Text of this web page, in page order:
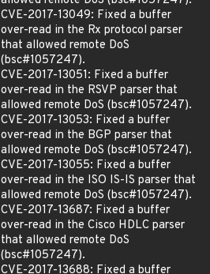
CVE-2017-13049: Fixed a buffer
over-read in the Rx protocol parser
that allowed remote DoS
(bsc#1057247).
CVE-2017-13051: Fixed a buffer
over-read in the RSVP parser that
allowed remote DoS (bsc#1057247).
CVE-2017-13053: Fixed a buffer
over-read in the BGP parser that
allowed remote DoS (bsc#1057247).
CVE-2017-13055: Fixed a buffer
over-read in the ISO IS-IS parser that
allowed remote DoS (bsc#1057247).
CVE-2017-13687: Fixed a buffer
over-read in the Cisco HDLC parser
that allowed remote DoS
(bsc#1057247).
CVE-2017-13688: Fixed a buffer